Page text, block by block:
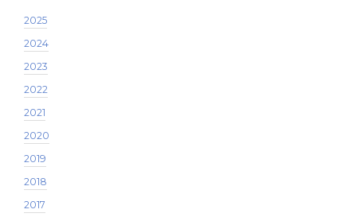
2025
2024
2023
2022
2021
2020
2019
2018
2017